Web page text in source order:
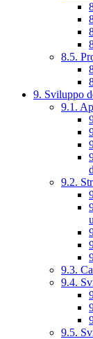
8.5.
9. Sviluppo
9.1.
9.2.
9.3.
9.4.
9.5.